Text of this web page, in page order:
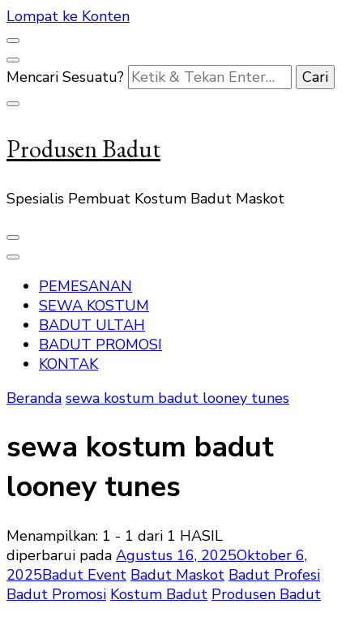
Lompat ke Konten
Mencari Sesuatu?
Produsen Badut
Spesialis Pembuat Kostum Badut Maskot
PEMESANAN
SEWA KOSTUM
BADUT ULTAH
BADUT PROMOSI
KONTAK
Beranda sewa kostum badut looney tunes
sewa kostum badut
looney tunes
Menampilkan: 1 - 1 dari 1 HASIL
diperbarui pada Agustus 16, 2025Oktober 6,
2025Badut Event Badut Maskot Badut Profesi
Badut Promosi Kostum Badut Produsen Badut